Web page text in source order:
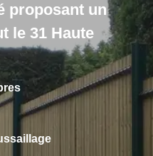
proposant un
le 31 Haute